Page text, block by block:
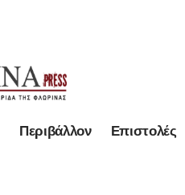
Περιβάλλον Επιστολές